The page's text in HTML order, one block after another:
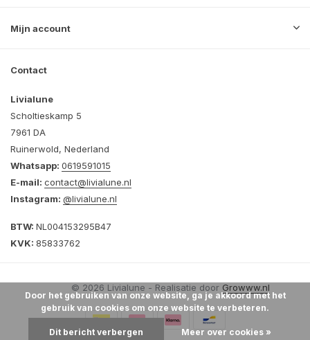
Mijn account
Contact
Livialune
Scholtieskamp 5
7961 DA
Ruinerwold, Nederland
Whatsapp: 0619591015
E-mail: contact@livialune.nl
Instagram: @livialune.nl
BTW: NL004153295B47
KVK: 85833762
© 2026 Livialune - Realisatie door Growww.nl
Door het gebruiken van onze website, ga je akkoord met het
gebruik van cookies om onze website te verbeteren.
Dit bericht verbergen Meer over cookies »